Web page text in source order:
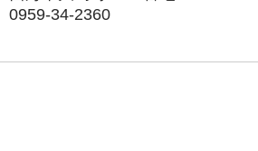
0959-34-2360